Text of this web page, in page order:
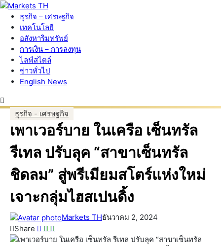
ธุรกิจ – เศรษฐกิจ
เทคโนโลยี
อสังหาริมทรัพย์
การเงิน – การลงทุน
ไลฟ์สไตล์
ข่าวทั่วไป
English News
ธุรกิจ - เศรษฐกิจ
เพาเวอร์บาย ในเครือ เซ็นทรัล
รีเทล ปรับลุค “สาขาเซ็นทรัล
ชิดลม” สู่พรีเมียมสโตร์แห่งใหม่
เจาะกลุ่มไฮสเปนดิ้ง
Markets THธันวาคม 2, 2024
Share